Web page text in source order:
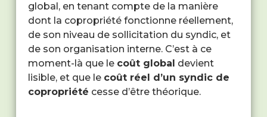
global, en tenant compte de la manière
dont la copropriété fonctionne réellement,
de son niveau de sollicitation du syndic, et
de son organisation interne. C’est à ce
moment-là que le coût global devient
lisible, et que le coût réel d’un syndic de
copropriété cesse d’être théorique.